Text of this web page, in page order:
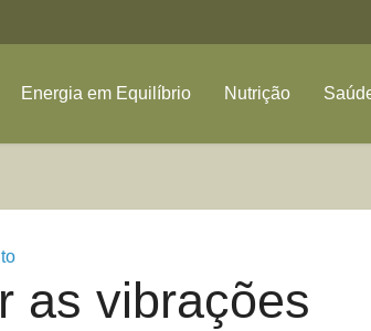
Energia em Equilíbrio Nutrição
as vibrações